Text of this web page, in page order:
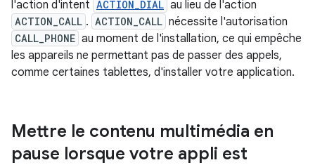
l'action d'intent ACTION_DIAL au lieu de l'action
ACTION_CALL . ACTION_CALL nécessite l'autorisation
CALL_PHONE au moment de l'installation, ce qui empêche
les appareils ne permettant pas de passer des appels,
comme certaines tablettes, d'installer votre application.
Mettre le contenu multimédia en
pause lorsque votre appli est